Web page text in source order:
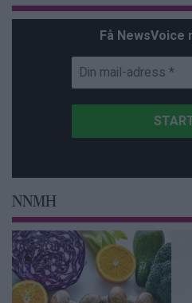
Få NewsVoice
NNMH